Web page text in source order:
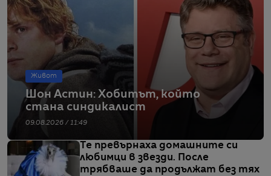
Живот
Шон Астин: Хобитът, който
стана синдикалист
09.08.2026 / 11:49
Те превърнаха домашните си
любимци в звезди. После
трябваше да продължат без тях